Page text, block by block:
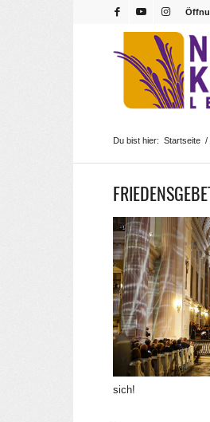
Du bist hier: Startseite /
sich!